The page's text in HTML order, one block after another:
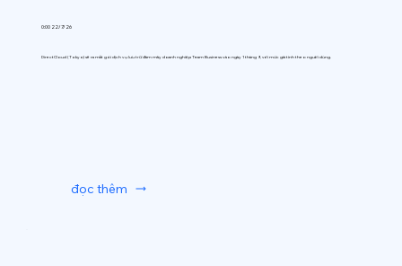
0:00 22/7/26
DirectCloud (Tokyo) sẽ ra mắt gói dịch vụ lưu trữ đám mây doanh nghiệp Team Business vào ngày 1 tháng 9, với mức giá tính theo người dùng.
đọc thêm